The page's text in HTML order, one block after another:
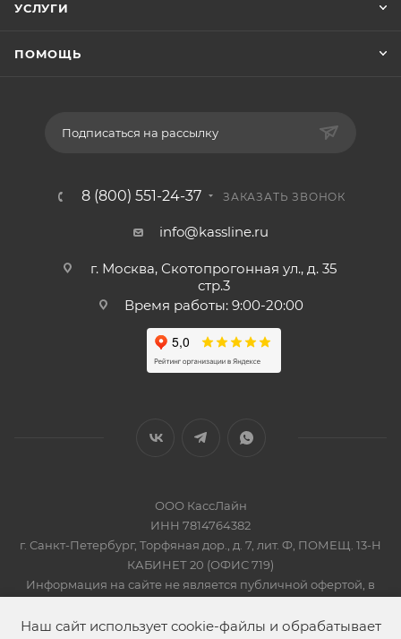
УСЛУГИ
ПОМОЩЬ
Подписаться на рассылку
8 (800) 551-24-37 ЗАКАЗАТЬ ЗВОНОК
info@kassline.ru
г. Москва, Скотопрогонная ул., д. 35
стр.3
Время работы: 9:00-20:00
ООО КассЛайн
ИНН 7814764382
г. Санкт-Петербург, Торфяная дор., д. 7, лит. Ф, ПОМЕЩ. 13-Н
КАБИНЕТ 20 (ОФИС 719)
Информация на сайте не является публичной офертой, в
2019-2026 © КАССЛАЙН
Наш сайт использует cookie-файлы и обрабатывает